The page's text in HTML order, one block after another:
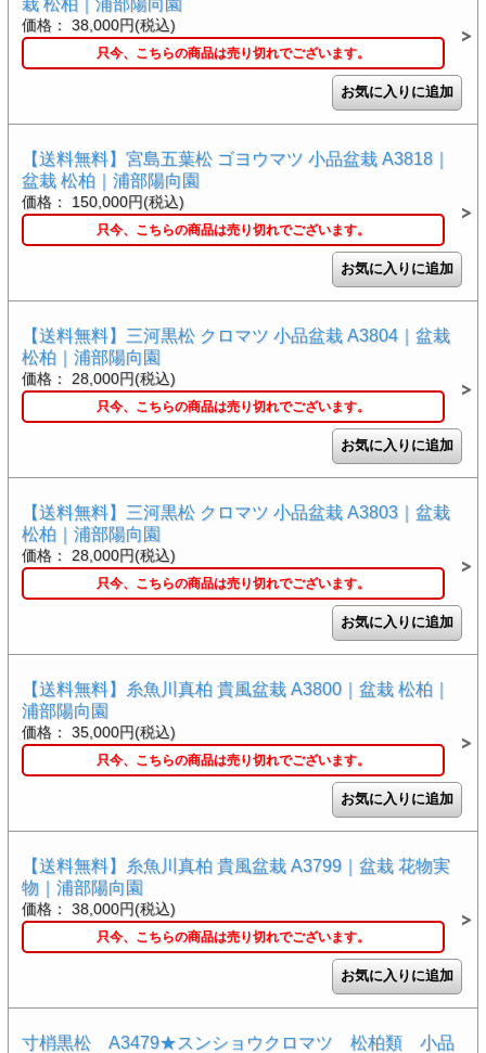
価格： 38,000円(税込)
只今、こちらの商品は売り切れでございます。
【送料無料】宮島五葉松 ゴヨウマツ 小品盆栽 A3818｜
盆栽 松柏｜浦部陽向園
価格： 150,000円(税込)
只今、こちらの商品は売り切れでございます。
【送料無料】三河黒松 クロマツ 小品盆栽 A3804｜盆栽
松柏｜浦部陽向園
価格： 28,000円(税込)
只今、こちらの商品は売り切れでございます。
【送料無料】三河黒松 クロマツ 小品盆栽 A3803｜盆栽
松柏｜浦部陽向園
価格： 28,000円(税込)
只今、こちらの商品は売り切れでございます。
【送料無料】糸魚川真柏 貴風盆栽 A3800｜盆栽 松柏｜
浦部陽向園
価格： 35,000円(税込)
只今、こちらの商品は売り切れでございます。
【送料無料】糸魚川真柏 貴風盆栽 A3799｜盆栽 花物実
物｜浦部陽向園
価格： 38,000円(税込)
只今、こちらの商品は売り切れでございます。
寸梢黒松 A3479★スンショウクロマツ 松柏類 小品